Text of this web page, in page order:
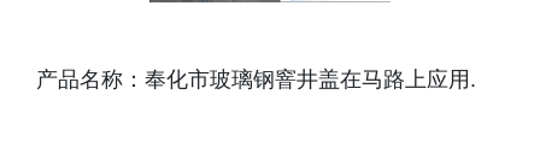
产品名称：奉化市玻璃钢窨井盖在马路上应用.